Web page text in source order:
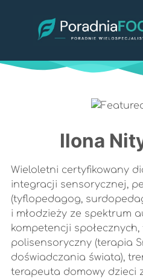
Ilona
Wieloletni certyfikowany
integracji sensorycznej,
(tyflopedagog,
i młodzieży ze spektrum
kompetencji
polisensoryczny (terapia
doświadczania świata),
terapeuta domowy dzieci